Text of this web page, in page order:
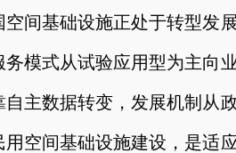
间基础设施正处于转型发
务模式从试验应用型为主向
主数据转变，发展机制从
空间基础设施建设，是适